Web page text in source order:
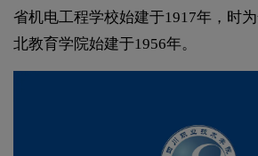
省机电工程学校始建于1917年，时
北教育学院始建于1956年。